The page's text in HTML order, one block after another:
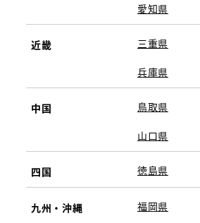
愛知県
近畿 三重県
兵庫県
中国 鳥取県
山口県
四国 徳島県
九州・沖縄 福岡県